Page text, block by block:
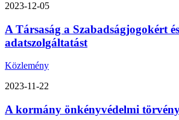
2023-12-05
A Társaság a Szabadságjogokért
adatszolgáltatást
Közlemény
2023-11-22
A kormány önkényvédelmi